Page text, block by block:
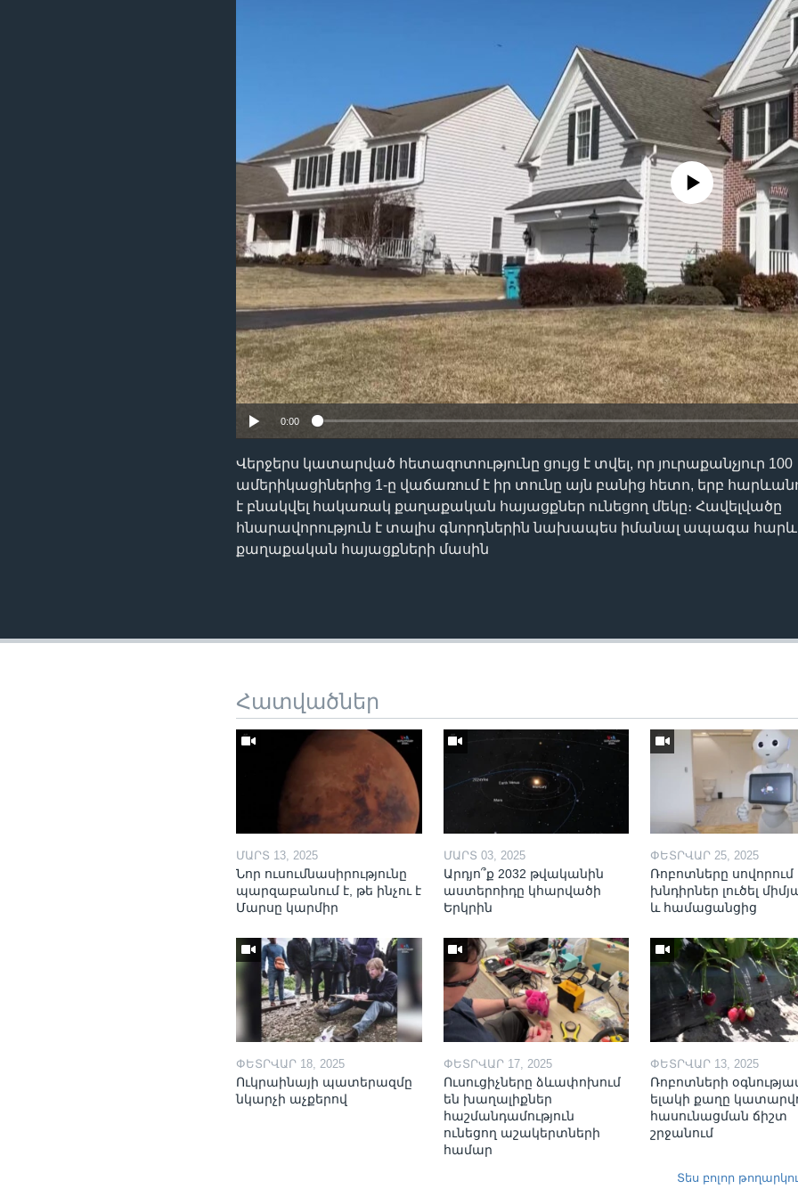
No media source currently
0:00
Վերջերս կատարված հետազոտությունը ցույց է տվել, որ յուրաքանչյուր 100
ամերիկացիներից 1-ը վաճառում է իր տունը այն բանից հետո, երբ
է բնակվել հակառակ քաղաքական հայացքներ ունեցող մեկը։ Հավելվածը
հնարավորություն է տալիս գնորդներին նախապես իմանալ ապագա
քաղաքական հայացքների մասին
Հատվածներ
ՄԱՐՏ 13, 2025
Նոր ուսումնասիրությունը
պարզաբանում է, թե ինչու է
Մարսը կարմիր
ՄԱՐՏ 03, 2025
Արդյո՞ք 2032 թվականին
աստերոիդը կհարվածի
Երկրին
ՓԵՏՐՎԱՐ 25, 2025
Ռոբոտները սովորում
խնդիրներ լուծել
և համացանցից
ՓԵՏՐՎԱՐ 18, 2025
Ուկրաինայի պատերազմը
նկարչի աչքերով
ՓԵՏՐՎԱՐ 17, 2025
Ուսուցիչները ձևափոխում
են խաղալիքներ
հաշմանդամություն
ունեցող աշակերտների
համար
ՓԵՏՐՎԱՐ 13, 2025
Ռոբոտների
ելակի քաղը
հասունացման ճիշտ
շրջանում
Տես բոլոր